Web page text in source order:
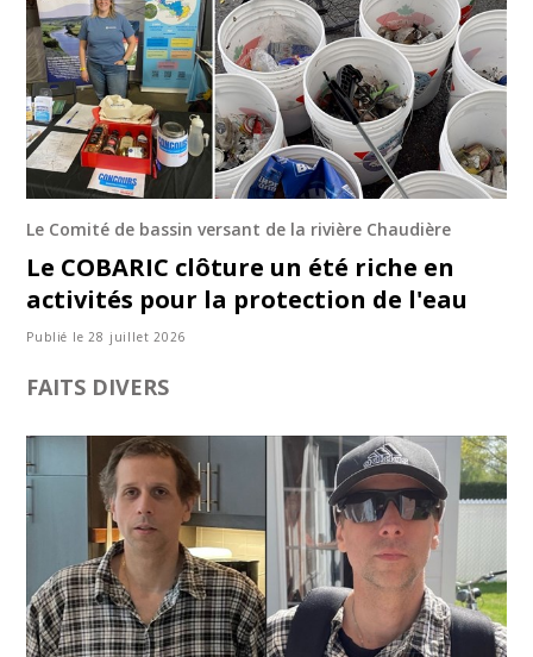
Le Comité de bassin versant de la rivière Chaudière
Le COBARIC clôture un été riche en
activités pour la protection de l'eau
Publié le 28 juillet 2026
FAITS DIVERS